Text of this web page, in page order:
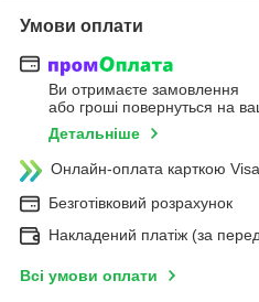
Умови оплати
Ви отримаєте замовлення
або гроші повернуться на
Детальніше
Онлайн-оплата карткою
Безготівковий розрахунок
Накладений платіж (за
Всі умови оплати